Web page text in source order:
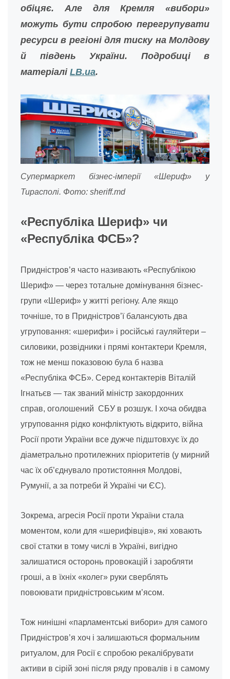
обіцяє. Але для Кремля «вибори»
можуть бути спробою перегрупувати
ресурси в регіоні для тиску на Молдову
й південь України. Подробиці в
матеріалі LB.ua.
Супермаркет бізнес-імперії «Шериф» у
Тирасполі. Фото: sheriff.md
«Республіка Шериф» чи
«Республіка ФСБ»?
Придністров’я часто називають «Республікою
Шериф» — через тотальне домінування бізнес-
групи «Шериф» у житті регіону. Але якщо
точніше, то в Придністров’ї балансують два
угруповання: «шерифи» і російські гауляйтери –
силовики, розвідники і прямі контактери Кремля,
тож не менш показовою була б назва
«Республіка ФСБ». Серед контактерів Віталій
Ігнатьєв — так званий міністр закордонних
справ, оголошений СБУ в розшук. І хоча обидва
угруповання рідко конфліктують відкрито, війна
Росії проти України все дужче підштовхує їх до
діаметрально протилежних пріоритетів (у мирний
час їх об’єднувало протистояння Молдові,
Румунії, а за потреби й Україні чи ЄС).
Зокрема, агресія Росії проти України стала
моментом, коли для «шерифівців», які ховають
свої статки в тому числі в Україні, вигідно
залишатися осторонь провокацій і заробляти
гроші, а в їхніх «колег» руки сверблять
повоювати придністровським м’ясом.
Тож нинішні «парламентські вибори» для самого
Придністров’я хоч і залишаються формальним
ритуалом, для Росії є спробою рекалібрувати
активи в сірій зоні після ряду провалів і в самому